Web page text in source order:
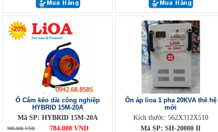
-20%
Ổ Cắm kéo dài công nghiệp
HYBRID 15M-20A
Mã SP: HYBRID 15M-20A
980.000 VND 784.000 VND
Ổn áp lioa 1 pha 20KVA thế hệ
mới
Kích thước: 562X312X510
Mã SP: SH-20000 II